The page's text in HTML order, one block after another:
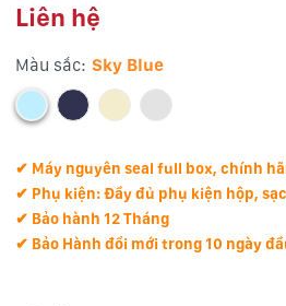
Liên hệ
Màu sắc: Sky Blue
✔ Máy nguyên seal full box, chính
✔ Phụ kiện: Đầy đủ phụ kiện hộp,
✔ Bảo hành 12 Tháng
✔ Bảo Hành đổi mới trong 10 ngày